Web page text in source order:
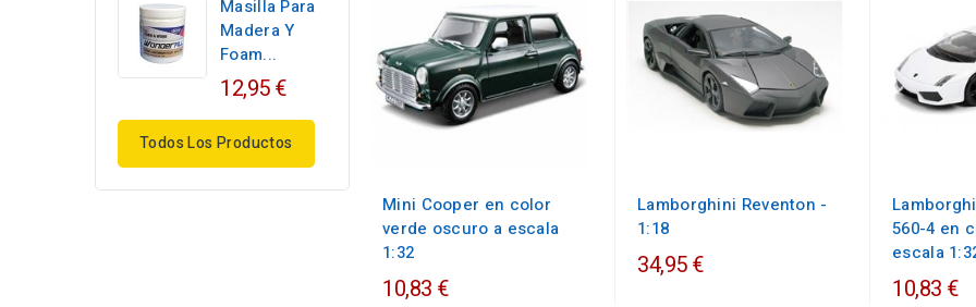
Masilla Para
Madera Y
Foam...
12,95 €
Todos Los Productos
Mini Cooper en color
verde oscuro a escala
1:32
10,83 €
Lamborghini Reventon -
1:18
34,95 €
560-4 en
escala
10,83 €